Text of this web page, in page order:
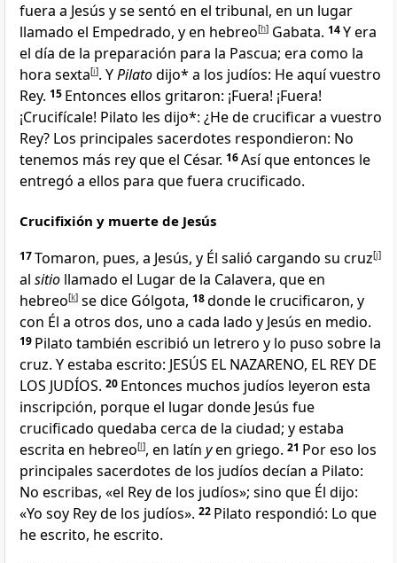
fuera a Jesús y se sentó en el tribunal, en un lugar
llamado el Empedrado, y en hebreo[h] Gabata. 14Y era
el día de la preparación para la Pascua; era como la
hora sexta[i]. YPilatodijo* a los judíos: He aquí vuestro
Rey. 15 Entonces ellos gritaron: ¡Fuera! ¡Fuera!
¡Crucifícale! Pilato les dijo*: ¿He de crucificar a vuestro
Rey? Los principales sacerdotes respondieron: No
tenemos más rey que el César. 16Así que entonces le
entregó a ellos para que fuera crucificado.
Crucifixión y muerte de Jesús
17Tomaron, pues, a Jesús, y Él salió cargando su cruz[j]
al sitio llamado el Lugar de la Calavera, que en
hebreo[k] se dice Gólgota, 18donde le crucificaron, y
con Él a otros dos, uno a cada lado y Jesús en medio.
19 Pilato también escribió un letrero y lo puso sobre la
cruz. Y estaba escrito: JESÚS EL NAZARENO, EL REY DE
LOS JUDÍOS. 20 Entonces muchos judíos leyeron esta
inscripción, porque el lugar donde Jesús fue
crucificado quedaba cerca de la ciudad; y estaba
escrita en hebreo[l], en latín yen griego. 21 Por eso los
principales sacerdotes de los judíos decían a Pilato:
No escribas, «el Rey de los judíos»; sino que Él dijo:
«Yo soy Rey de los judíos». 22 Pilato respondió: Lo que
he escrito, he escrito.